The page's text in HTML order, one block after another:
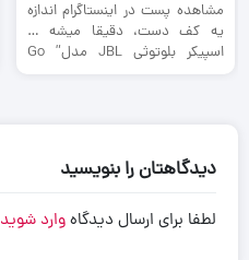
مشاهده پست در اینستاگرام اندازه
یه کف دست، دقیقا میشه …
اسپیکر بلوتوثی JBL مدل” Go
دیدگاهتان را بنویسید
لطفا برای ارسال دیدگاهوارد شوید